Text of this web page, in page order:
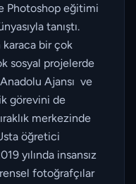
Photoshop eğitimi
tanıştı.
karaca bir çok
sosyal projelerde
Ajansı ve
görevini de
merkezinde
öğretici
yılında insansız
fotoğrafçılar